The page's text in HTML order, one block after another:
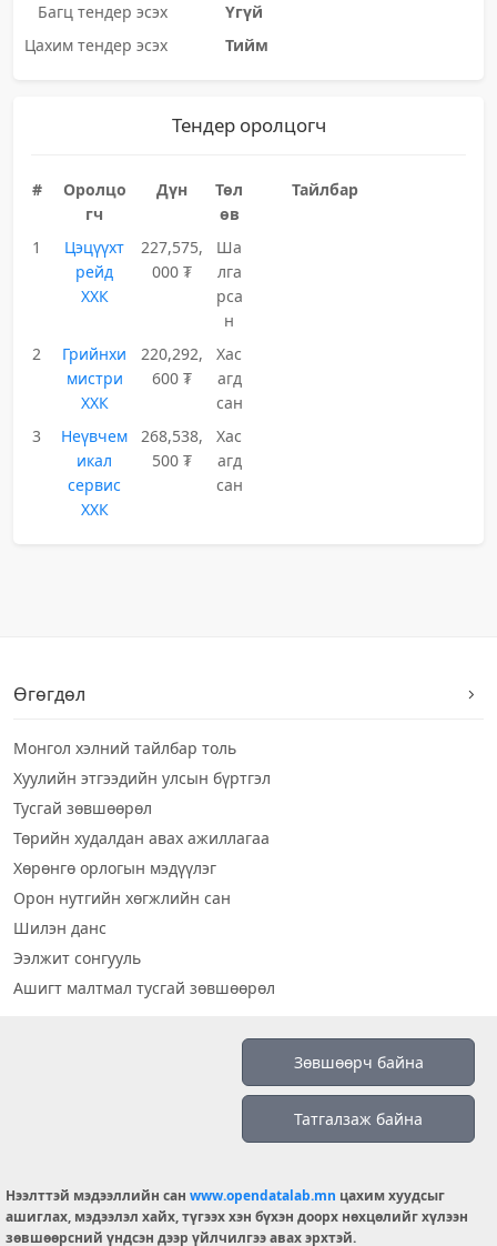
Багц тендер эсэх
Үгүй
Цахим тендер эсэх
Тийм
Тендер оролцогч
#
Оролцо
гч
Дүн
Төл
өв
Тайлбар
1
Цэцүүхт
рейд
ХХК
227,575,
000 ₮
Ша
лга
рса
н
2
Грийнхи
мистри
ХХК
220,292,
600 ₮
Хас
агд
сан
3
Неүвчем
икал
сервис
ХХК
268,538,
500 ₮
Хас
агд
сан
Өгөгдөл
Монгол хэлний тайлбар толь
Хуулийн этгээдийн улсын бүртгэл
Тусгай зөвшөөрөл
Төрийн худалдан авах ажиллагаа
Хөрөнгө орлогын мэдүүлэг
Орон нутгийн хөгжлийн сан
Шилэн данс
Ээлжит сонгууль
Ашигт малтмал тусгай зөвшөөрөл
info@opendatalab.mn
© 2026 OPENDATA LAB MONGOLIA.
Зөвшөөрч байна
Татгалзаж байна
Нээлттэй мэдээллийн сан www.opendatalab.mn цахим хуудсыг
ашиглах, мэдээлэл хайх, түгээх хэн бүхэн доорх нөхцөлийг хүлээн
зөвшөөрсний үндсэн дээр үйлчилгээ авах эрхтэй.